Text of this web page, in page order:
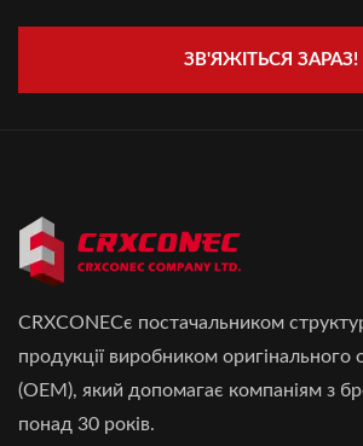
ЗВ'ЯЖІТЬСЯ ЗАРАЗ!
CRXCONECє постачальником
продукції виробником оригінального
(OEM), який допомагає компаніям з
понад 30 років.